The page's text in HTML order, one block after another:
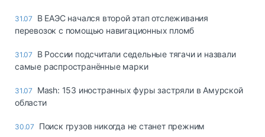
31.07
В ЕАЭС начался второй этап отслеживания
перевозок с помощью навигационных пломб
31.07
В России подсчитали седельные тягачи и назвали
самые распространённые марки
31.07
Mash: 153 иностранных фуры застряли в Амурской
области
30.07 Поиск грузов никогда не станет прежним